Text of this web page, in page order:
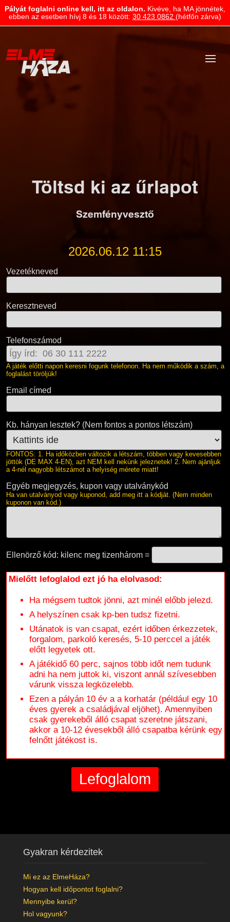
Pályát foglalni online kell, itt az oldalon. Kivéve, ha MA jönnétek,
ebben az esetben hívj 8 és 18 között: 30 423 0862 (hétfőn zárva)
Töltsd ki az űrlapot
Szemfényvesztő
2026.06.12 11:15
Vezetékneved
Keresztneved
Telefonszámod
A játék előtti napon keresni fogunk telefonon. Ha nem működik a szám, a
foglalást töröljük!
Email címed
Kb. hányan lesztek? (Nem fontos a pontos létszám)
FONTOS: 1. Ha időközben változik a létszám, többen vagy kevesebben
jöttök (DE MAX 4-EN), azt NEM kell nekünk jeleznetek! 2. Nem ajánljuk
a 4-nél nagyobb létszámot a helyiség mérete miatt!
Egyéb megjegyzés, kupon vagy utalványkód
Ha van utalványod vagy kuponod, add meg itt a kódját. (Nem minden
kuponon van kód.)
Ellenörző kód: kilenc meg tizenhárom =
Mielőtt lefoglalod ezt jó ha elolvasod:
Ha mégsem tudtok jönni, azt minél előbb jelezd.
A helyszínen csak kp-ben tudsz fizetni.
Utánatok is van csapat, ezért időben érkezzetek,
forgalom, parkoló keresés, 5-10 perccel a játék
előtt legyetek ott.
A játékidő 60 perc, sajnos több időt nem tudunk
adni ha nem juttok ki, viszont annál szívesebben
várunk vissza legközelebb.
Ezen a pályán 10 év a a korhatár (például egy 10
éves gyerek a családjával eljöhet). Amennyiben
csak gyerekeből álló csapat szeretne játszani,
akkor a 10-12 évesekből álló csapatba kérünk egy
felnőtt játékost is.
Gyakran kérdezitek
Mi ez az ElmeHáza?
Hogyan kell időpontot foglalni?
Mennyibe kerül?
Hol vagyunk?